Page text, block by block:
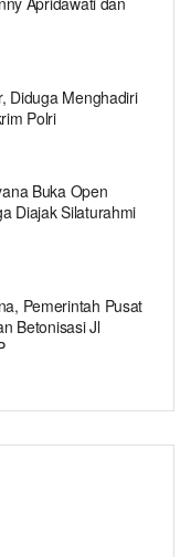
Diduga Menghadiri
Polri
Buka Open
Diajak Silaturahmi
Pemerintah Pusat
Betonisasi Jl